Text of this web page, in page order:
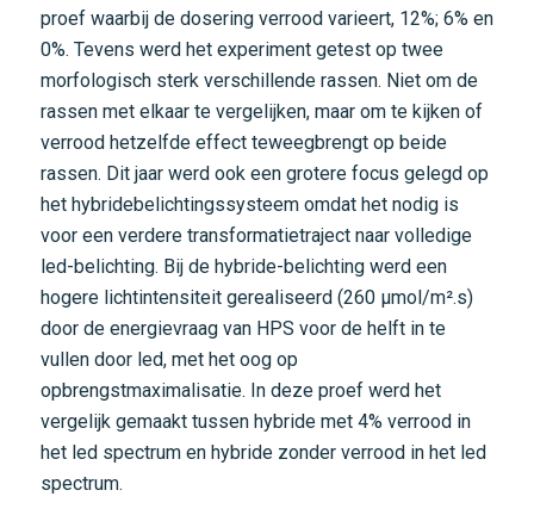
proef waarbij de dosering verrood varieert, 12%; 6% en
0%. Tevens werd het experiment getest op twee
morfologisch sterk verschillende rassen. Niet om de
rassen met elkaar te vergelijken, maar om te kijken of
verrood hetzelfde effect teweegbrengt op beide
rassen. Dit jaar werd ook een grotere focus gelegd op
het hybridebelichtingssysteem omdat het nodig is
voor een verdere transformatietraject naar volledige
led-belichting. Bij de hybride-belichting werd een
hogere lichtintensiteit gerealiseerd (260 μmol/m².s)
door de energievraag van HPS voor de helft in te
vullen door led, met het oog op
opbrengstmaximalisatie. In deze proef werd het
vergelijk gemaakt tussen hybride met 4% verrood in
het led spectrum en hybride zonder verrood in het led
spectrum.